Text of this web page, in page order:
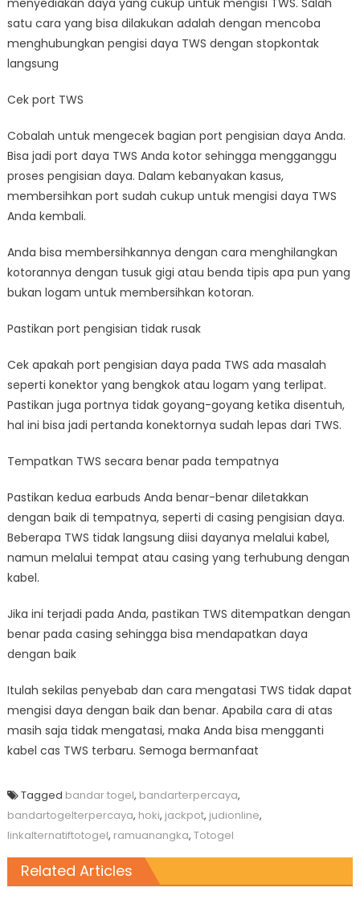
satu cara yang bisa dilakukan adalah dengan mencoba
menghubungkan pengisi daya TWS dengan stopkontak
langsung
Cek port TWS
Cobalah untuk mengecek bagian port pengisian daya Anda.
Bisa jadi port daya TWS Anda kotor sehingga mengganggu
proses pengisian daya. Dalam kebanyakan kasus,
membersihkan port sudah cukup untuk mengisi daya TWS
Anda kembali.
Anda bisa membersihkannya dengan cara menghilangkan
kotorannya dengan tusuk gigi atau benda tipis apa pun yang
bukan logam untuk membersihkan kotoran.
Pastikan port pengisian tidak rusak
Cek apakah port pengisian daya pada TWS ada masalah
seperti konektor yang bengkok atau logam yang terlipat.
Pastikan juga portnya tidak goyang-goyang ketika disentuh,
hal ini bisa jadi pertanda konektornya sudah lepas dari TWS.
Tempatkan TWS secara benar pada tempatnya
Pastikan kedua earbuds Anda benar-benar diletakkan
dengan baik di tempatnya, seperti di casing pengisian daya.
Beberapa TWS tidak langsung diisi dayanya melalui kabel,
namun melalui tempat atau casing yang terhubung dengan
kabel.
Jika ini terjadi pada Anda, pastikan TWS ditempatkan dengan
benar pada casing sehingga bisa mendapatkan daya
dengan baik
Itulah sekilas penyebab dan cara mengatasi TWS tidak dapat
mengisi daya dengan baik dan benar. Apabila cara di atas
masih saja tidak mengatasi, maka Anda bisa mengganti
kabel cas TWS terbaru. Semoga bermanfaat
Tagged bandar togel, bandarterpercaya,
bandartogelterpercaya, hoki, jackpot, judionline,
linkalternatiftotogel, ramuanangka, Totogel
Related Articles